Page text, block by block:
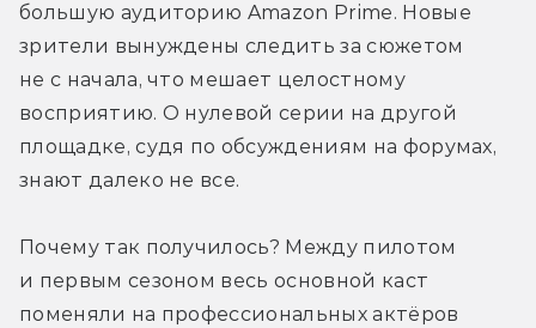
большую аудиторию Amazon Prime. Новые
зрители вынуждены следить за сюжетом
не с начала, что мешает целостному
восприятию. О нулевой серии на другой
площадке, судя по обсуждениям на форумах,
знают далеко не все.
Почему так получилось? Между пилотом
и первым сезоном весь основной каст
поменяли на профессиональных актёров